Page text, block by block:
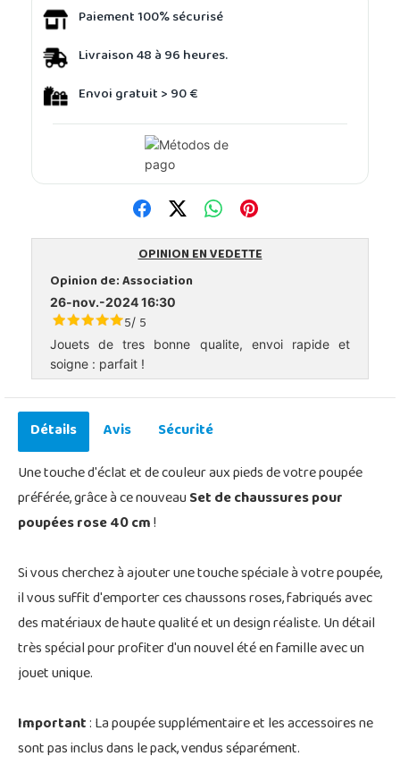
Paiement 100% sécurisé
Livraison 48 à 96 heures.
Envoi gratuit > 90 €
OPINION EN VEDETTE
Opinion de:Association
26-nov.-2024 16:30
5/ 5
Jouets de tres bonne qualite, envoi rapide et
soigne : parfait !
Détails Avis
Sécurité
Une touche d'éclat et de couleur aux pieds de votre poupée
préférée, grâce à ce nouveauSet de chaussures pour
poupées rose 40 cm!
Si vous cherchez à ajouter une touche spéciale à votre poupée,
il vous suffit d'emporter ces chaussons roses, fabriqués avec
des matériaux de haute qualité et un design réaliste. Un détail
très spécial pour profiter d'un nouvel été en famille avec un
jouet unique.
Important: La poupée supplémentaire et les accessoires ne
sont pas inclus dans le pack, vendus séparément.